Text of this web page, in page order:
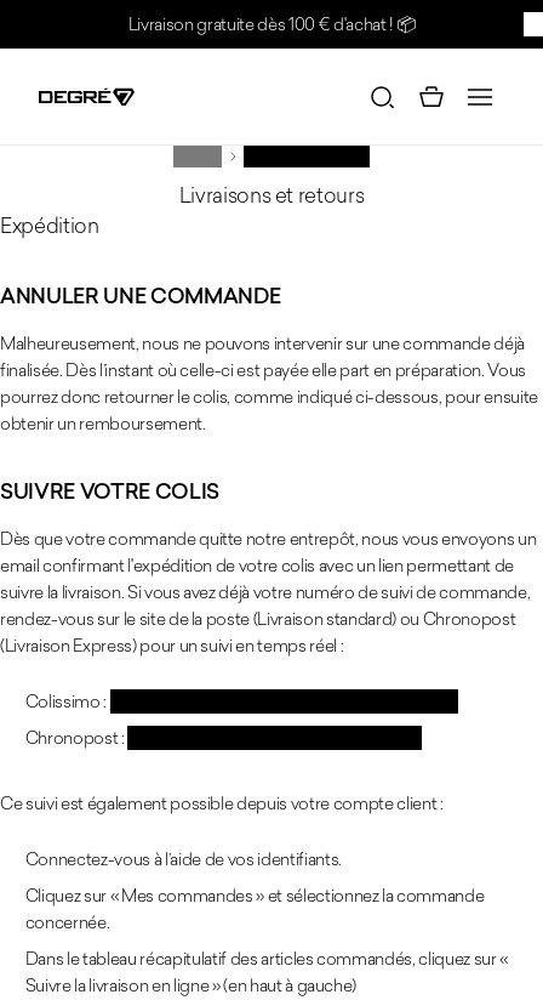
Passer au contenuLivraison gratuite dès 100 € d'achat ! 📦
Livraisons et retours
Expédition
ANNULER UNE COMMANDE
Malheureusement, nous ne pouvons intervenir sur une commande déjà
finalisée. Dès l’instant où celle-ci est payée elle part en préparation. Vous
pourrez donc retourner le colis, comme indiqué ci-dessous, pour ensuite
obtenir un remboursement.
SUIVRE VOTRE COLIS
Dès que votre commande quitte notre entrepôt, nous vous envoyons un
email confirmant l'expédition de votre colis avec un lien permettant de
suivre la livraison. Si vous avez déjà votre numéro de suivi de commande,
rendez-vous sur le site de la poste (Livraison standard) ou Chronopost
(Livraison Express) pour un suivi en temps réel :
Colissimo :
Chronopost :
Ce suivi est également possible depuis votre compte client :
Connectez-vous à l’aide de vos identifiants.
Cliquez sur « Mes commandes » et sélectionnez la commande
concernée.
Dans le tableau récapitulatif des articles commandés, cliquez sur «
Suivre la livraison en ligne » (en haut à gauche)